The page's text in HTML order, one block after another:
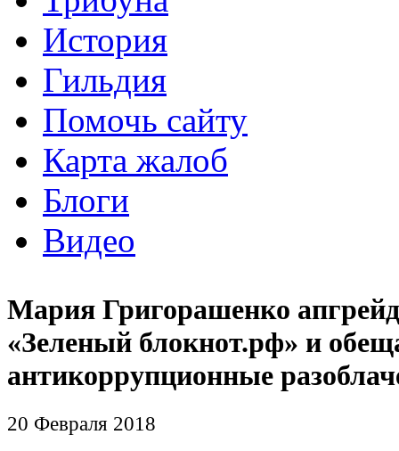
История
Гильдия
Помочь сайту
Карта жалоб
Блоги
Видео
Мария Григорашенко
«Зеленый блокнот.рф» и
антикоррупционные
20 Февраля 2018